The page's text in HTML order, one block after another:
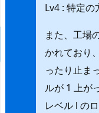
Lv4 : 特定の
また、工場
かれており
ったり止ま
ルが 1 上が
レベル l の